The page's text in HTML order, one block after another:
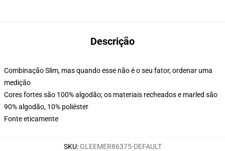
Descrição
Combinação Slim, mas quando esse não é o seu fator, ordenar uma
medição
Cores fortes são 100% algodão; os materiais recheados e marled são
90% algodão, 10% poliéster
Fonte eticamente
SKU: GLEEMER86375-DEFAULT